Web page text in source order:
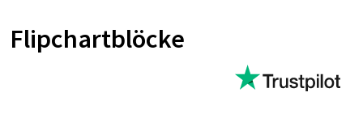
Flipchartblöcke